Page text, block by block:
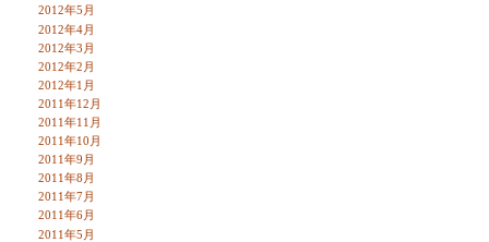
2012年5月
2012年4月
2012年3月
2012年2月
2012年1月
2011年12月
2011年11月
2011年10月
2011年9月
2011年8月
2011年7月
2011年6月
2011年5月